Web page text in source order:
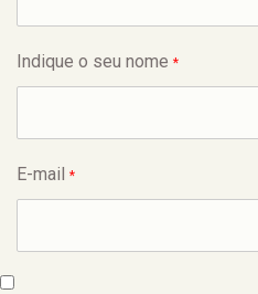
Indique o seu nome *
E-mail *